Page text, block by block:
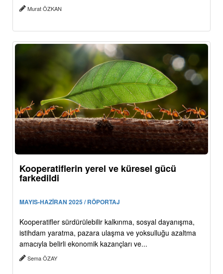
Murat ÖZKAN
Kooperatiflerin yerel ve küresel gücü
farkedildi
MAYIS-HAZİRAN 2025 / RÖPORTAJ
Kooperatifler sürdürülebilir kalkınma, sosyal dayanışma,
istihdam yaratma, pazara ulaşma ve yoksulluğu azaltma
amacıyla belirli ekonomik kazançları ve...
Sema ÖZAY